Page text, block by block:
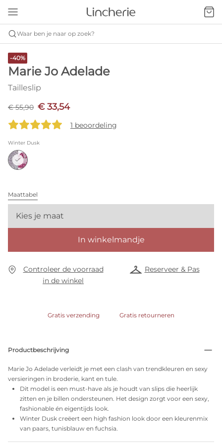
Waar ben je naar op zoek?
-40%
Marie Jo Adelade
Tailleslip
€ 55,90 € 33,54
1 beoordeling
Winter Dusk
Maattabel
Kies je maat
In winkelmandje
Controleer de voorraad
in de winkel
Reserveer & Pas
Gratis verzending Gratis retourneren
Productbeschrijving
Marie Jo Adelade verleidt je met een clash van trendkleuren en sexy
versieringen in broderie, kant en tule.
Dit model is een must-have als je houdt van slips die heerlijk
zitten en je billen ondersteunen. Het design zorgt voor een sexy,
fashionable én eigentijds look.
Winter Dusk creëert een high fashion look door een kleurenmix
van paars, tunisblauw en fuchsia.